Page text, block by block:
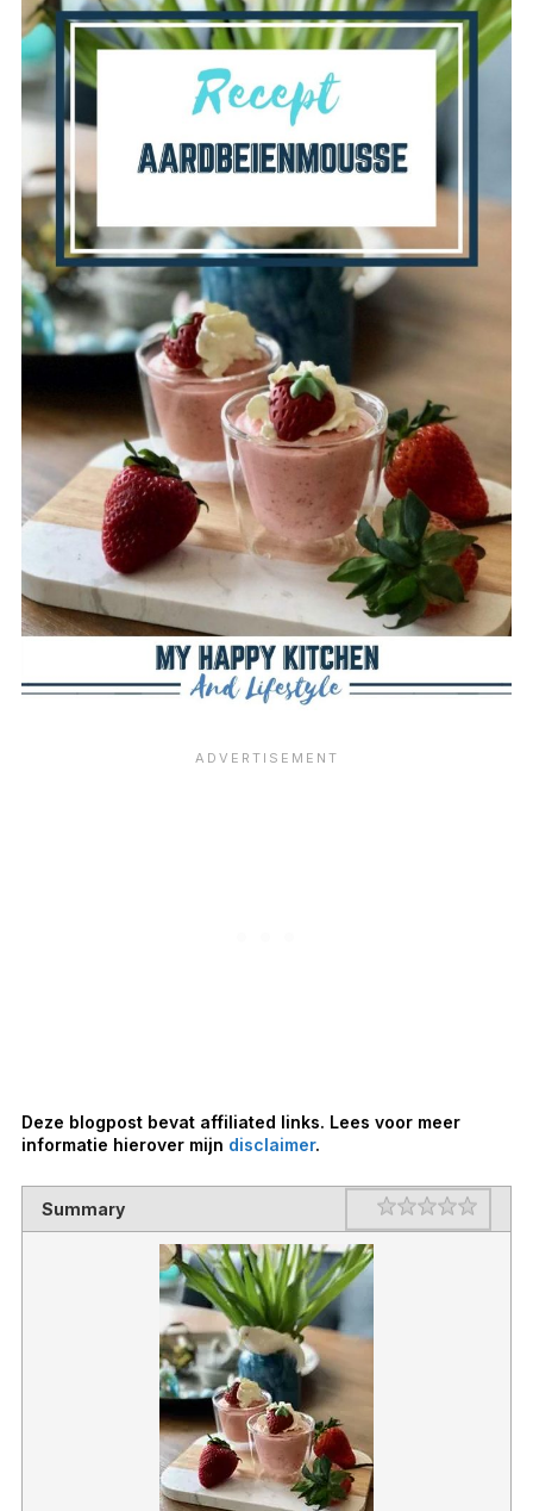
Deze blogpost bevat affiliated links. Lees voor meer
informatie hierover mijn disclaimer.
Summary Rating
1 star
2 stars
3 stars
4 stars
5 stars